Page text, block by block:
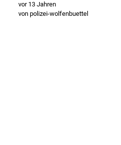
vor 13 Jahren
von polizei-wolfenbuettel